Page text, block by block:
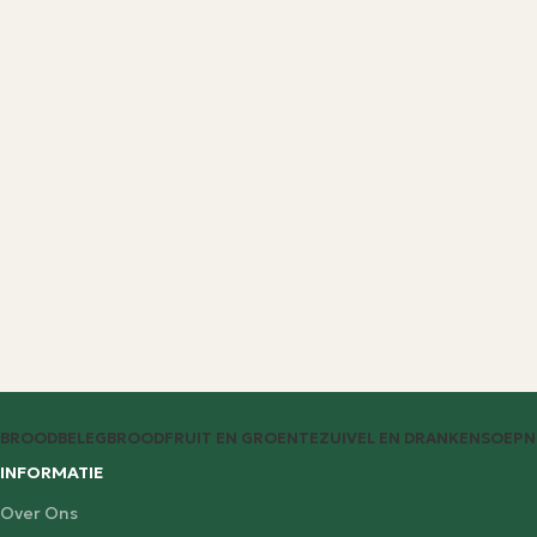
BROODBELEGBROODFRUIT EN GROENTEZUIVEL EN DRANKENSOEP
INFORMATIE
Over Ons